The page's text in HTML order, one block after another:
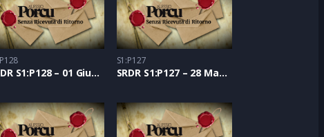
SRDR S1:P128 – 01 Giugno 2021
S1:P127
SRDR S1:P127 – 28 Maggio 2021